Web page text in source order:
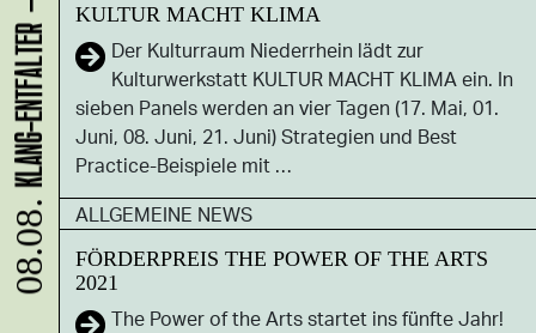
KULTUR MACHT KLIMA
Der Kulturraum Niederrhein lädt zur
Kulturwerkstatt KULTUR MACHT KLIMA ein. In
sieben Panels werden an vier Tagen (17. Mai, 01.
Juni, 08. Juni, 21. Juni) Strategien und Best
Practice-Beispiele mit …
ALLGEMEINE NEWS
FÖRDERPREIS THE POWER OF THE ARTS
2021
The Power of the Arts startet ins fünfte Jahr!
08.08.